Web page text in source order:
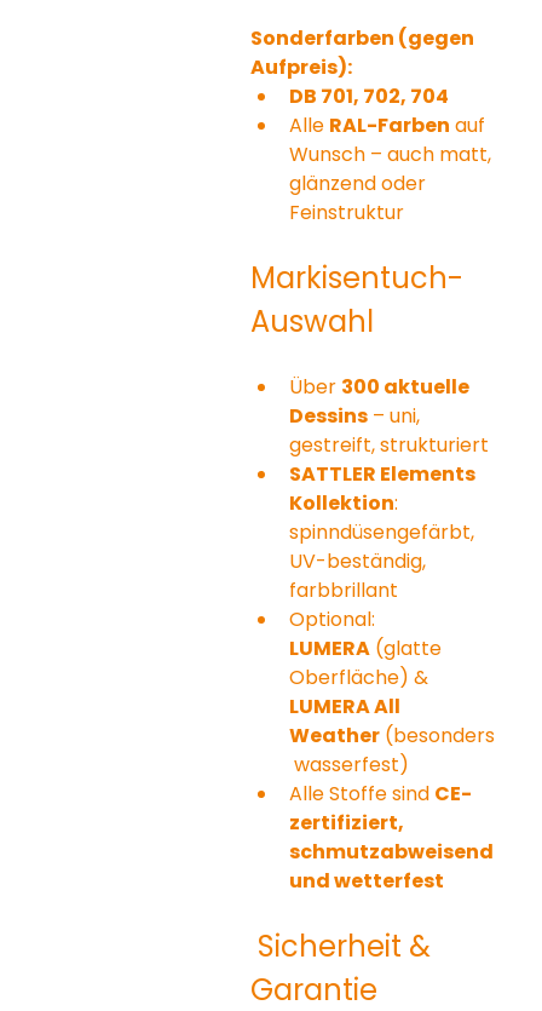
Sonderfarben (gegen
Aufpreis):
DB 701, 702, 704
Alle RAL-Farben auf
Wunsch – auch matt,
glänzend oder
Feinstruktur
Markisentuch-
Auswahl
Über 300 aktuelle
Dessins – uni,
gestreift, strukturiert
SATTLER Elements
Kollektion:
spinndüsengefärbt,
UV-beständig,
farbbrillant
Optional:
LUMERA (glatte
Oberfläche) &
LUMERA All
Weather (besonders
wasserfest)
Alle Stoffe sind CE-
zertifiziert,
schmutzabweisend
und wetterfest
Garantie